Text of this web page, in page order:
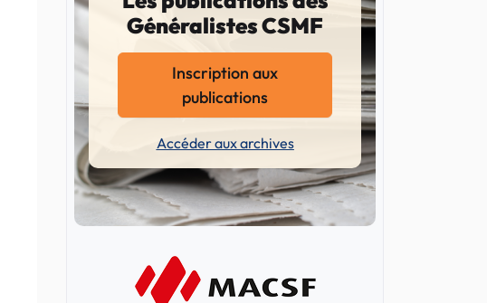
Généralistes CSMF
Inscription aux
publications
Accéder aux archives